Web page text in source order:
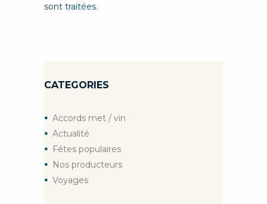
sont traitées.
CATEGORIES
Accords met / vin
Actualité
Fêtes populaires
Nos producteurs
Voyages